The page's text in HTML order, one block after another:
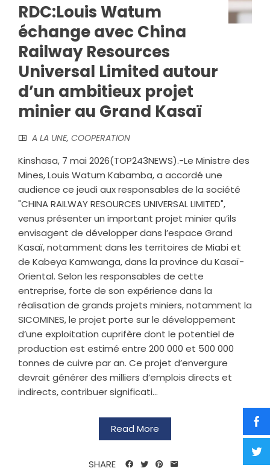
RDC:Louis Watum
échange avec China
Railway Resources
Universal Limited autour
d’un ambitieux projet
minier au Grand Kasaï
A LA UNE, COOPERATION
Kinshasa, 7 mai 2026(TOP243NEWS).-Le Ministre des
Mines, Louis Watum Kabamba, a accordé une
audience ce jeudi aux responsables de la société
"CHINA RAILWAY RESOURCES UNIVERSAL LIMITED",
venus présenter un important projet minier qu’ils
envisagent de développer dans l’espace Grand
Kasaï, notamment dans les territoires de Miabi et
de Kabeya Kamwanga, dans la province du Kasaï-
Oriental. Selon les responsables de cette
entreprise, forte de son expérience dans la
réalisation de grands projets miniers, notamment la
SICOMINES, le projet porte sur le développement
d’une exploitation cuprifère dont le potentiel de
production est estimé entre 200 000 et 500 000
tonnes de cuivre par an. Ce projet d’envergure
devrait générer des milliers d’emplois directs et
indirects, contribuer significati...
Read More
SHARE